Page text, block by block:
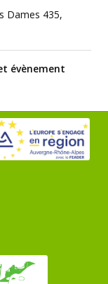
Dames 435,
évènement